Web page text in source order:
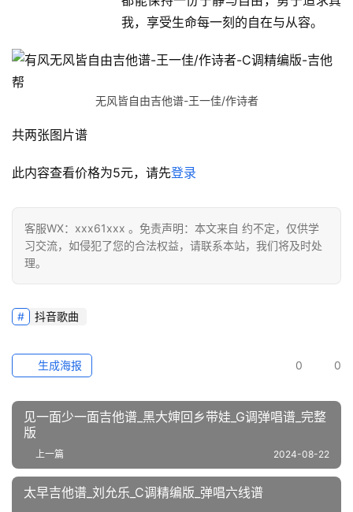
我，享受生命每一刻的自在与从容。
无风皆自由吉他谱-王一佳/作诗者
共两张图片谱
此内容查看价格为5元，请先登录
客服WX：xxx61xxx 。免责声明：本文来自 约不定，仅供学
习交流，如侵犯了您的合法权益，请联系本站，我们将及时处
理。
抖音歌曲
0 0
生成海报
见一面少一面吉他谱_黑大婶回乡带娃_G调弹唱谱_完整
版
上一篇 2024-08-22
太早吉他谱_刘允乐_C调精编版_弹唱六线谱